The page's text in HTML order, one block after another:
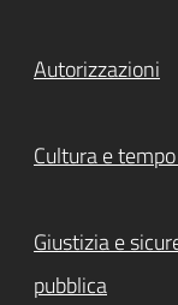
Autorizzazioni
Cultura e
Giustizia e
pubblica